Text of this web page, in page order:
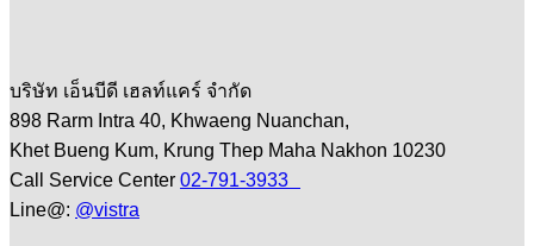
บริษัท เอ็นบีดี เฮลท์แคร์ จำกัด
898 Rarm Intra 40, Khwaeng Nuanchan,
Khet Bueng Kum, Krung Thep Maha Nakhon 10230
Call Service Center 02-791-3933
Line@: @vistra